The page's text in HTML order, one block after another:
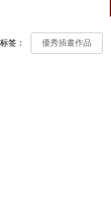
标签： 優秀插畫作品